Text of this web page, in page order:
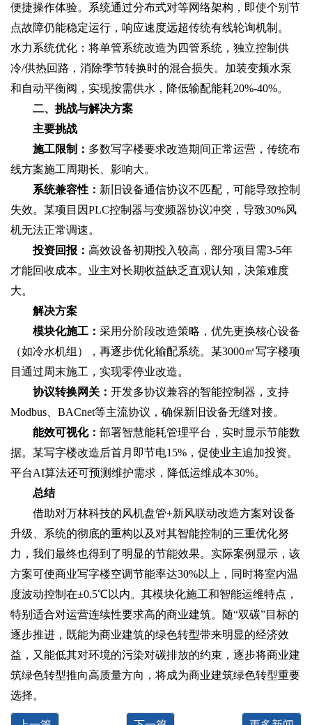
便捷操作体验。系统通过分布式对等网络架构，即使个别节
点故障仍能稳定运行，响应速度远超传统有线轮询机制。
水力系统优化‌：将单管系统改造为四管系统，独立控制供
冷/供热回路，消除季节转换时的混合损失。加装变频水泵
和自动平衡阀，实现按需供水，降低输配能耗20%-40%。
二、挑战与解决方案
主要挑战
施工限制‌： 多数写字楼要求改造期间正常运营，传统布
线方案施工周期长、影响大。
系统兼容性‌： 新旧设备通信协议不匹配，可能导致控制
失效。某项目因PLC控制器与变频器协议冲突，导致30%风
机无法正常调速。
投资回报‌： 高效设备初期投入较高，部分项目需3-5年
才能回收成本。业主对长期收益缺乏直观认知，决策难度
大。
解决方案
模块化施工‌： 采用分阶段改造策略，优先更换核心设备
（如冷水机组），再逐步优化输配系统。某3000㎡写字楼项
目通过周末施工，实现零停业改造。
协议转换网关‌： 开发多协议兼容的智能控制器，支持
Modbus、BACnet等主流协议，确保新旧设备无缝对接。
能效可视化‌： 部署智慧能耗管理平台，实时显示节能数
据。某写字楼改造后首月即节电15%，促使业主追加投资。
平台AI算法还可预测维护需求，降低运维成本30%。
总结
借助对万林科技的风机盘管+新风联动改造方案对设备
升级、系统的彻底的重构以及对其智能控制的三重优化努
力，我们最终也得到了明显的节能效果。实际案例显示，该
方案可使商业写字楼空调节能率达30%以上，同时将室内温
度波动控制在±0.5℃以内。其模块化施工和智能运维特点，
特别适合对运营连续性要求高的商业建筑。随“双碳”目标的
逐步推进，既能为商业建筑的绿色转型带来明显的经济效
益，又能低其对环境的污染对碳排放的约束，逐步将商业建
筑绿色转型推向高质量方向，将成为商业建筑绿色转型重要
选择。